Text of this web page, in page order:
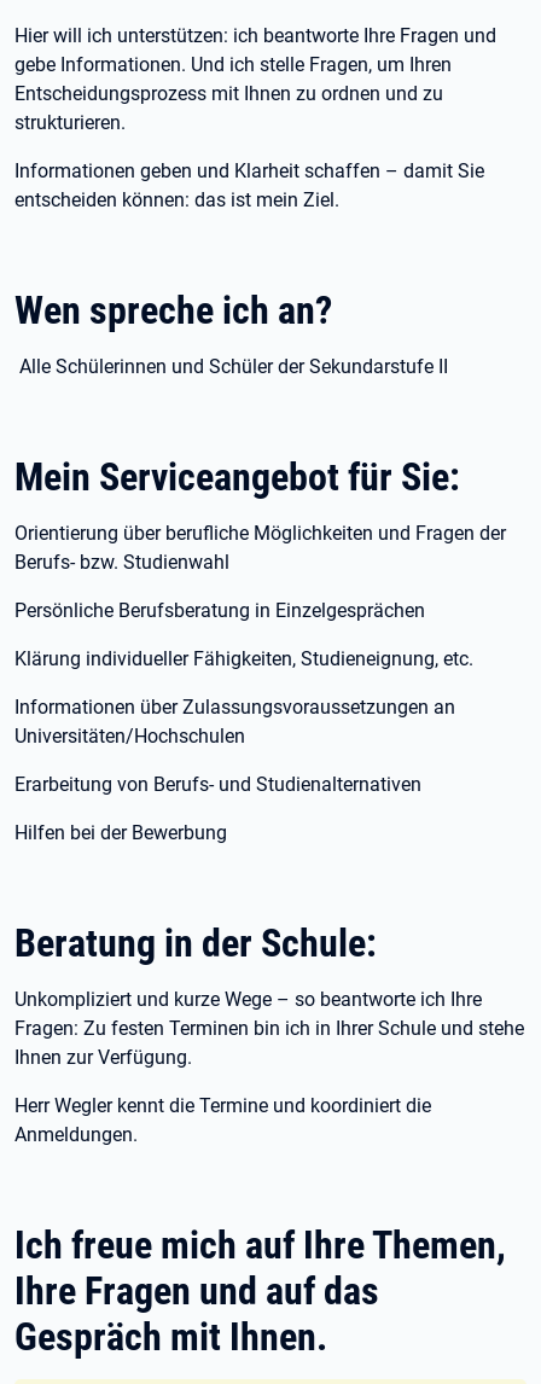
Hier will ich unterstützen: ich beantworte Ihre Fragen und
gebe Informationen. Und ich stelle Fragen, um Ihren
Entscheidungsprozess mit Ihnen zu ordnen und zu
strukturieren.
Informationen geben und Klarheit schaffen – damit Sie
entscheiden können: das ist mein Ziel.
Wen spreche ich an?
Alle Schülerinnen und Schüler der Sekundarstufe II
Mein Serviceangebot für Sie:
Orientierung über berufliche Möglichkeiten und Fragen der
Berufs- bzw. Studienwahl
Persönliche Berufsberatung in Einzelgesprächen
Klärung individueller Fähigkeiten, Studieneignung, etc.
Informationen über Zulassungsvoraussetzungen an
Universitäten/Hochschulen
Erarbeitung von Berufs- und Studienalternativen
Hilfen bei der Bewerbung
Beratung in der Schule:
Unkompliziert und kurze Wege – so beantworte ich Ihre
Fragen: Zu festen Terminen bin ich in Ihrer Schule und stehe
Ihnen zur Verfügung.
Herr Wegler kennt die Termine und koordiniert die
Anmeldungen.
Ich freue mich auf Ihre Themen,
Ihre Fragen und auf das
Gespräch mit Ihnen.